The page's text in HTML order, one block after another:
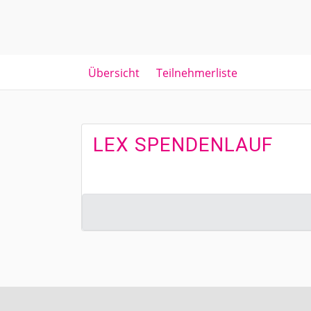
Übersicht Teilnehmerliste
LEX SPENDENLAUF